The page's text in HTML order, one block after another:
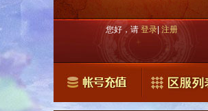
您好，请登录 |注册